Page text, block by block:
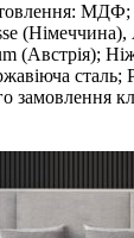
МДФ;
(Австрія);
сталь;
замовлення